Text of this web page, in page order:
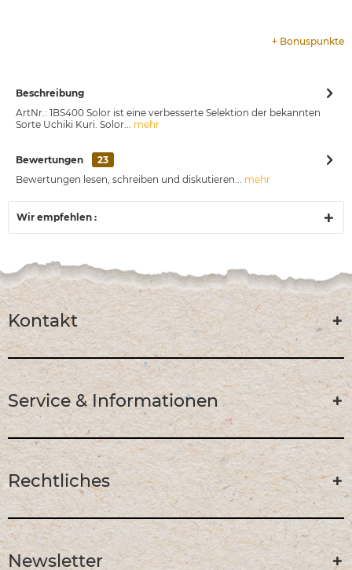
+ Bonuspunkte
Beschreibung
ArtNr.: 1BS400 Solor ist eine verbesserte Selektion der bekannten
Sorte Uchiki Kuri. Solor... mehr
Bewertungen
23
Bewertungen lesen, schreiben und diskutieren... mehr
Wir empfehlen :
Kontakt
Service & Informationen
Rechtliches
Newsletter